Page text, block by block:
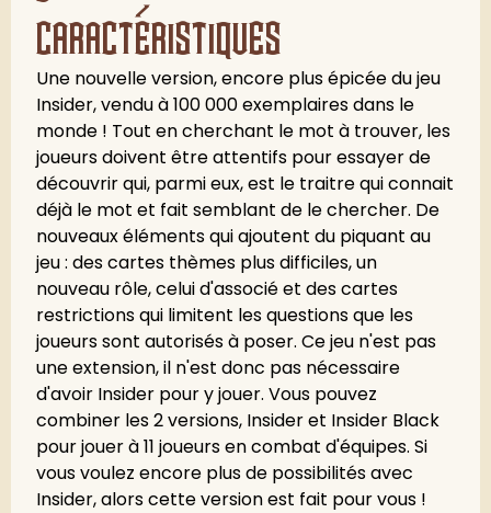
caractéristiques
Une nouvelle version, encore plus épicée du jeu
Insider, vendu à 100 000 exemplaires dans le
monde ! Tout en cherchant le mot à trouver, les
joueurs doivent être attentifs pour essayer de
découvrir qui, parmi eux, est le traitre qui connait
déjà le mot et fait semblant de le chercher. De
nouveaux éléments qui ajoutent du piquant au
jeu : des cartes thèmes plus difficiles, un
nouveau rôle, celui d'associé et des cartes
restrictions qui limitent les questions que les
joueurs sont autorisés à poser. Ce jeu n'est pas
une extension, il n'est donc pas nécessaire
d'avoir Insider pour y jouer. Vous pouvez
combiner les 2 versions, Insider et Insider Black
pour jouer à 11 joueurs en combat d'équipes. Si
vous voulez encore plus de possibilités avec
Insider, alors cette version est fait pour vous !